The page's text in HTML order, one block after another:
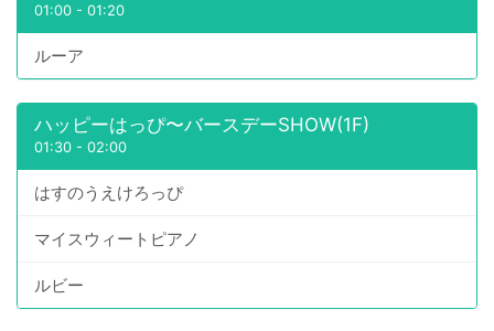
01:00 - 01:20
ルーア
ハッピーはっぴ〜バースデーSHOW(1F)
01:30 - 02:00
はすのうえけろっぴ
マイスウィートピアノ
ルビー